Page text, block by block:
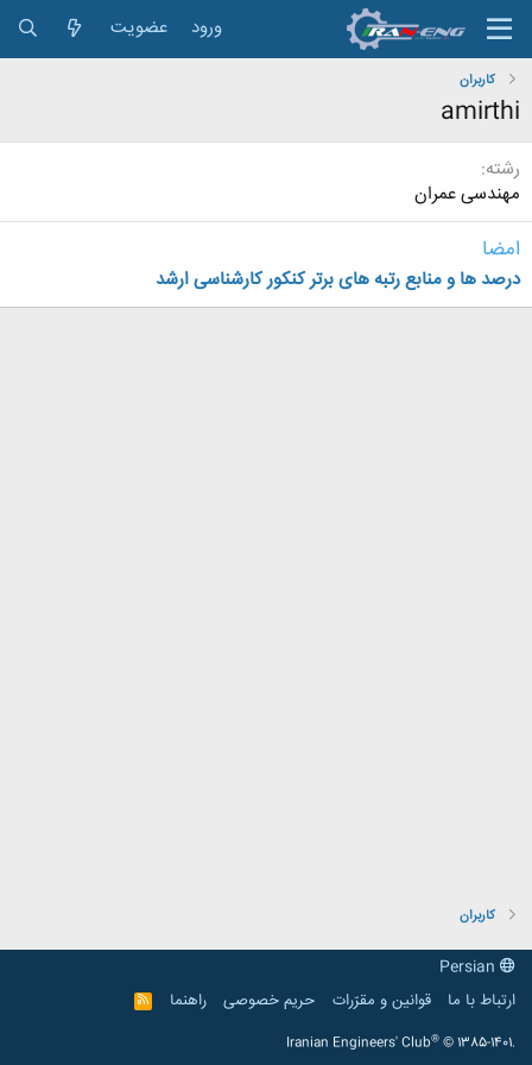
ورود عضویت
کاربران
amirthi
رشته
مهندسی عمران
امضا
درصد ها و منابع رتبه های برتر کنکور کارشناسی ارشد
کاربران
ارتباط با ما
قوانین و مقرّرات حریم خصوصی راهنما
R
S
Iranian Engineers' Club® © 1385-1401.